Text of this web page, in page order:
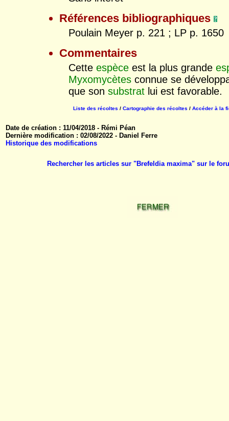
Références bibliographiques
Poulain Meyer p. 221 ; LP p. 1650
Commentaires
Cetteespèce est la plus grande
Myxomycètes connue se
que sonsubstrat lui est favorable.
Liste des récoltes /Cartographie des récoltes /Accéder à la
Date de création : 11/04/2018 - Rémi Péan
Dernière modification : 02/08/2022 - Daniel Ferre
Historique des modifications
Rechercher les articles sur "Brefeldia maxima" sur le